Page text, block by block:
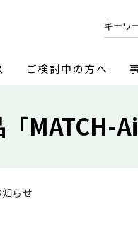
ご検討中の方へ
MATCH-
らせ